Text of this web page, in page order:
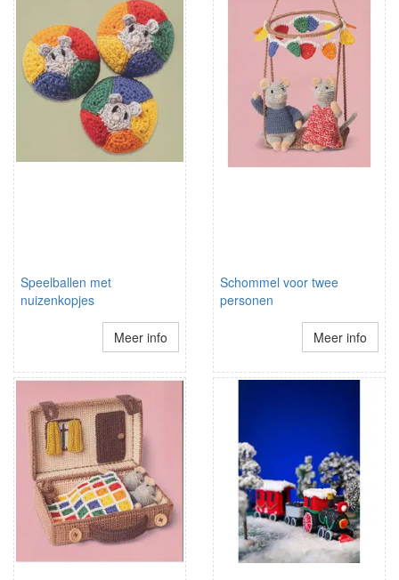
Speelballen met
nuizenkopjes
Meer info
Schommel voor twee
personen
Meer info